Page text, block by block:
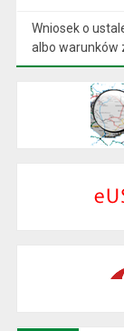
Wniosek o
albo warunków